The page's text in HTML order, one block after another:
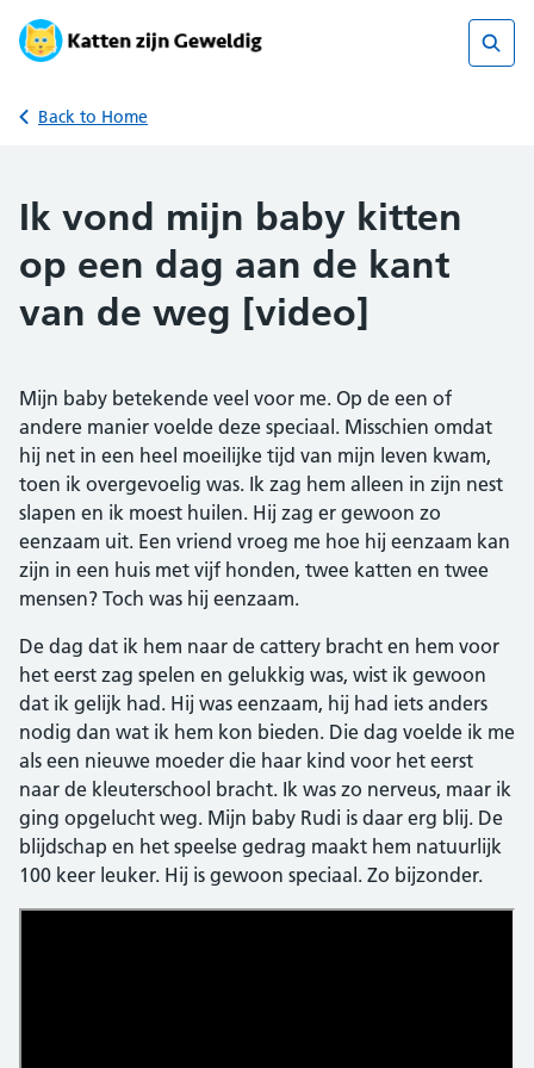
Skip
Back to Home
Ik vond mijn baby kitten
op een dag aan de kant
van de weg [video]
Mijn baby betekende veel voor me. Op de een of
andere manier voelde deze speciaal. Misschien omdat
hij net in een heel moeilijke tijd van mijn leven kwam,
toen ik overgevoelig was. Ik zag hem alleen in zijn nest
slapen en ik moest huilen. Hij zag er gewoon zo
eenzaam uit. Een vriend vroeg me hoe hij eenzaam kan
zijn in een huis met vijf honden, twee katten en twee
mensen? Toch was hij eenzaam.
De dag dat ik hem naar de cattery bracht en hem voor
het eerst zag spelen en gelukkig was, wist ik gewoon
dat ik gelijk had. Hij was eenzaam, hij had iets anders
nodig dan wat ik hem kon bieden. Die dag voelde ik me
als een nieuwe moeder die haar kind voor het eerst
naar de kleuterschool bracht. Ik was zo nerveus, maar ik
ging opgelucht weg. Mijn baby Rudi is daar erg blij. De
blijdschap en het speelse gedrag maakt hem natuurlijk
100 keer leuker. Hij is gewoon speciaal. Zo bijzonder.